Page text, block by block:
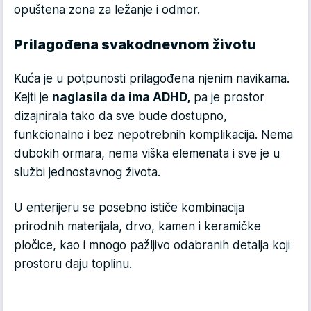
opuštena zona za ležanje i odmor.
Prilagođena svakodnevnom životu
Kuća je u potpunosti prilagođena njenim navikama.
Kejti je naglasila da ima ADHD, pa je prostor
dizajnirala tako da sve bude dostupno,
funkcionalno i bez nepotrebnih komplikacija. Nema
dubokih ormara, nema viška elemenata i sve je u
službi jednostavnog života.
U enterijeru se posebno ističe kombinacija
prirodnih materijala, drvo, kamen i keramičke
pločice, kao i mnogo pažljivo odabranih detalja koji
prostoru daju toplinu.